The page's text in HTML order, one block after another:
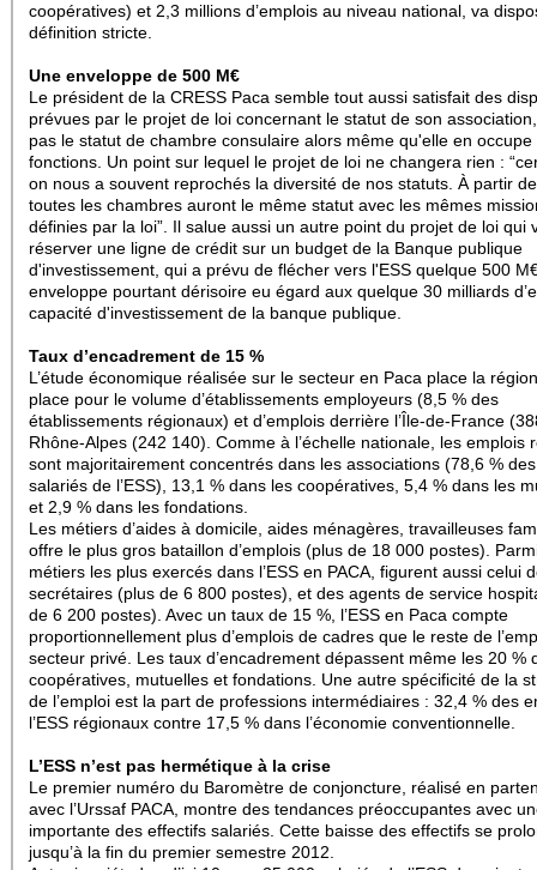
coopératives) et 2,3 millions d’emplois au niveau national, va
définition stricte.
Une enveloppe de 500 M€
Le président de la CRESS Paca semble tout aussi satisfait des
prévues par le projet de loi concernant le statut de son association,
pas le statut de chambre consulaire alors même qu'elle en occupe
fonctions. Un point sur lequel le projet de loi ne changera rien :
on nous a souvent reprochés la diversité de nos statuts. À partir
toutes les chambres auront le même statut avec les mêmes
définies par la loi”. Il salue aussi un autre point du projet de loi qui
réserver une ligne de crédit sur un budget de la Banque publique
d'investissement, qui a prévu de flécher vers l'ESS quelque 500
enveloppe pourtant dérisoire eu égard aux quelque 30 milliards
capacité d'investissement de la banque publique.
Taux d’encadrement de 15 %
L’étude économique réalisée sur le secteur en Paca place la
place pour le volume d’établissements employeurs (8,5 % des
établissements régionaux) et d’emplois derrière l’Île-de-France
Rhône-Alpes (242 140). Comme à l’échelle nationale, les emplois
sont majoritairement concentrés dans les associations (78,6 %
salariés de l’ESS), 13,1 % dans les coopératives, 5,4 % dans les
et 2,9 % dans les fondations.
Les métiers d’aides à domicile, aides ménagères, travailleuses
offre le plus gros bataillon d’emplois (plus de 18 000 postes).
métiers les plus exercés dans l’ESS en PACA, figurent aussi celui
secrétaires (plus de 6 800 postes), et des agents de service
de 6 200 postes). Avec un taux de 15 %, l’ESS en Paca compte
proportionnellement plus d’emplois de cadres que le reste de
secteur privé. Les taux d’encadrement dépassent même les 20 %
coopératives, mutuelles et fondations. Une autre spécificité de la
de l’emploi est la part de professions intermédiaires : 32,4 % des
l’ESS régionaux contre 17,5 % dans l’économie conventionnelle.
L’ESS n’est pas hermétique à la crise
Le premier numéro du Baromètre de conjoncture, réalisé en
avec l’Urssaf PACA, montre des tendances préoccupantes avec
importante des effectifs salariés. Cette baisse des effectifs se
jusqu’à la fin du premier semestre 2012.